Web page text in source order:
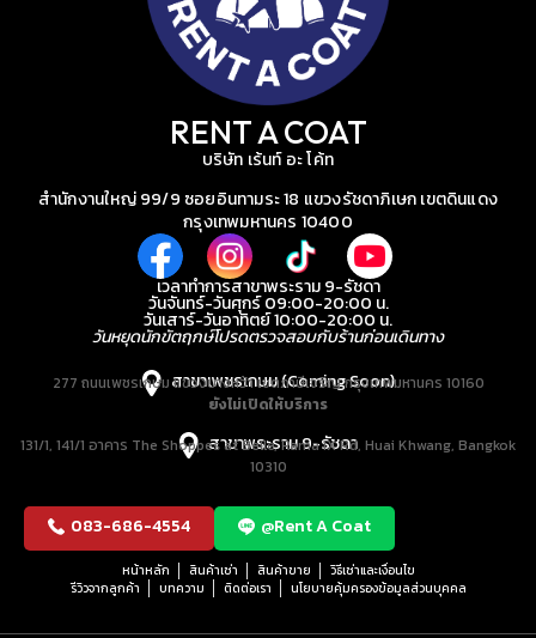
RENT A COAT
บริษัท เร้นท์ อะ โค้ท
สำนักงานใหญ่ 99/9 ซอยอินทามระ 18 แขวงรัชดาภิเษก เขตดินแดง
กรุงเทพมหานคร 10400
เวลาทำการสาขาพระราม 9-รัชดา
วันจันทร์-วันศุกร์ 09:00-20:00 น.
วันเสาร์-วันอาทิตย์ 10:00-20:00 น.
วันหยุดนักขัตฤกษ์โปรดตรวจสอบกับร้านก่อนเดินทาง
สาขาเพชรเกษม (Coming Soon)
277 ถนนเพชรเกษม แขวงบางหว้า เขตภาษีเจริญ กรุงเทพมหานคร 10160
ยังไม่เปิดให้บริการ
สาขาพระราม 9-รัชดา
131/1, 141/1 อาคาร The Shoppes at Belle, Rama IX Rd, Huai Khwang, Bangkok
10310
083-686-4554 @Rent A Coat
หน้าหลัก สินค้าเช่า สินค้าขาย
วิธีเช่าและเงื่อนไข
รีวิวจากลูกค้า
บทความ ติดต่อเรา นโยบายคุ้มครองข้อมูลส่วนบุคคล